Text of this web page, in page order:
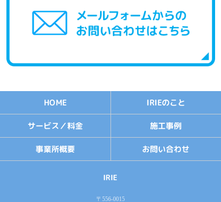
HOME IRIEのこと
サービス／料金 施工事例
事業所概要 お問い合わせ
IRIE
〒556-0015